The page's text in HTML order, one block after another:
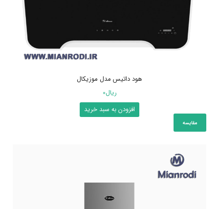
هود داتیس مدل موزیکال
ریال0
افزودن به سبد خرید
مقایسه